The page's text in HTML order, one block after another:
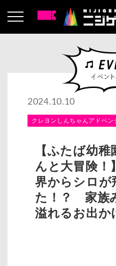
2024.10.10
クレヨンしんちゃんアドベン
【ふたば幼
んと大冒険！
界からシロが
た！？ 家族
溢れるお出か